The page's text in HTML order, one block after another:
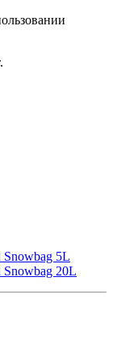
Snowbag 5L
Snowbag 20L